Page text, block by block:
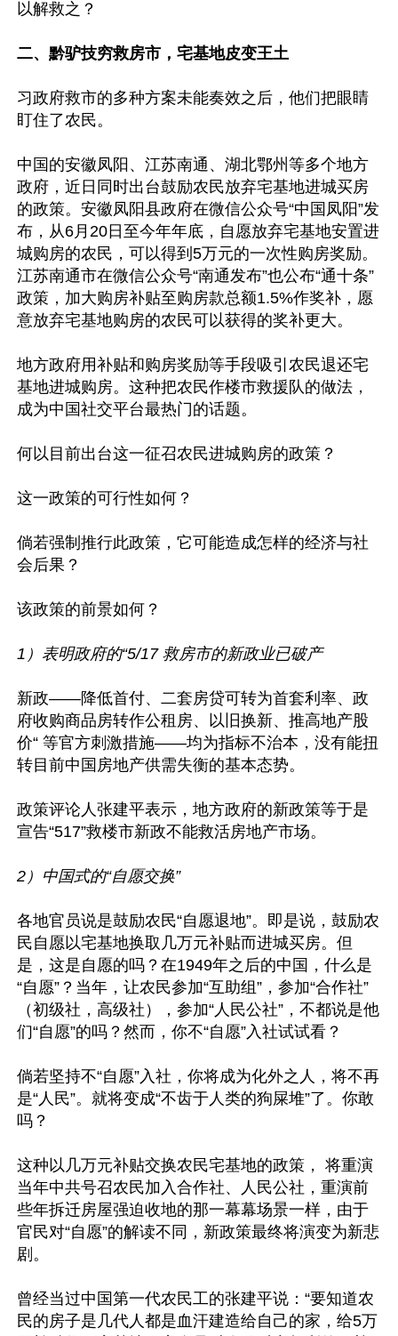
以解救之？
二、黔驴技穷救房市，宅基地皮变王土
习政府救市的多种方案未能奏效之后，他们把眼睛
盯住了农民。
中国的安徽凤阳、江苏南通、湖北鄂州等多个地方
政府，近日同时出台鼓励农民放弃宅基地进城买房
的政策。安徽凤阳县政府在微信公众号“中国凤阳”发
布，从6月20日至今年年底，自愿放弃宅基地安置进
城购房的农民，可以得到5万元的一次性购房奖励。
江苏南通市在微信公众号“南通发布”也公布“通十条”
政策，加大购房补贴至购房款总额1.5%作奖补，愿
意放弃宅基地购房的农民可以获得的奖补更大。
地方政府用补贴和购房奖励等手段吸引农民退还宅
基地进城购房。这种把农民作楼市救援队的做法，
成为中国社交平台最热门的话题。
何以目前出台这一征召农民进城购房的政策？
这一政策的可行性如何？
倘若强制推行此政策，它可能造成怎样的经济与社
会后果？
该政策的前景如何？
1）表明政府的“5/17 救房市的新政业已破产
新政——降低首付、二套房贷可转为首套利率、政
府收购商品房转作公租房、以旧换新、推高地产股
价“ 等官方刺激措施——均为指标不治本，没有能扭
转目前中国房地产供需失衡的基本态势。
政策评论人张建平表示，地方政府的新政策等于是
宣告“517”救楼市新政不能救活房地产市场。
2）中国式的“自愿交换”
各地官员说是鼓励农民“自愿退地”。即是说，鼓励农
民自愿以宅基地换取几万元补贴而进城买房。但
是，这是自愿的吗？在1949年之后的中国，什么是
“自愿”？当年，让农民参加“互助组”，参加“合作社”
（初级社，高级社），参加“人民公社”，不都说是他
们“自愿”的吗？然而，你不“自愿”入社试试看？
倘若坚持不“自愿”入社，你将成为化外之人，将不再
是“人民”。就将变成“不齿于人类的狗屎堆”了。你敢
吗？
这种以几万元补贴交换农民宅基地的政策， 将重演
当年中共号召农民加入合作社、人民公社，重演前
些年拆迁房屋强迫收地的那一幕幕场景一样，由于
官民对“自愿”的解读不同，新政策最终将演变为新悲
剧。
曾经当过中国第一代农民工的张建平说：“要知道农
民的房子是几代人都是血汗建造给自己的家，给5万